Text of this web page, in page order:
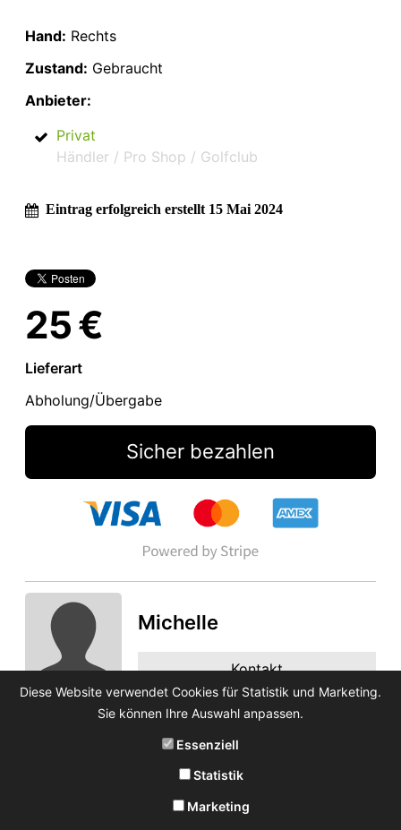
Hand: Rechts
Zustand: Gebraucht
Anbieter:
Privat
Händler / Pro Shop / Golfclub
Eintrag erfolgreich erstellt 15 Mai 2024
25 €
Lieferart
Abholung/Übergabe
Sicher bezahlen
Michelle
Kontakt
Diese Website verwendet Cookies für Statistik und Marketing.
Sie können Ihre Auswahl anpassen.
Essenziell
Statistik
Marketing